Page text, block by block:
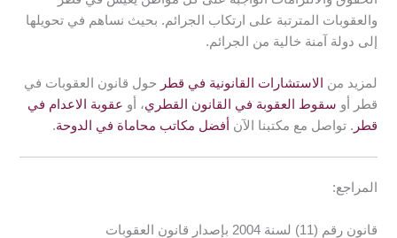
بأصحاب الحق فيه أو بواضعي اليد عليه.
والعقوبات المترتبة على ارتكاب الجرائم. بحيث نساهم في تحويلها
إلى دولة آمنة خالية من الجرائم.
لمزيد من الاستشارات القانونية في قطر حول قانون العقوبات في
قطر أو سقوط العقوبة في القانون القطري، أو عقوبة الاعدام في
قطر . تواصل مع مكتبنا الآن أفضل مكاتب محاماة في الدوحة.
المراجع:
قانون رقم (11) لسنة 2004 بإصدار قانون العقوبات